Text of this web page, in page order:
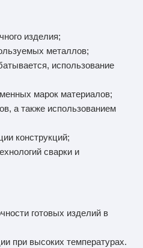
изделия;
металлов;
использование
марок материалов;
а также использованием
конструкций;
сварки и
готовых изделий в
при высоких температурах.